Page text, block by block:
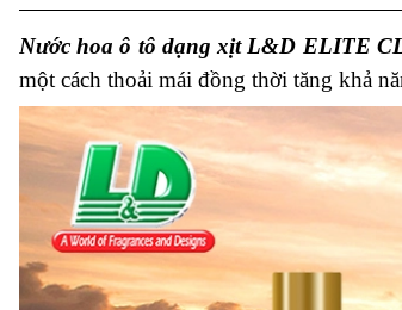
Nước hoa ô tô dạng xịt L&D ELITE
một cách thoải mái đồng thời tăng khả